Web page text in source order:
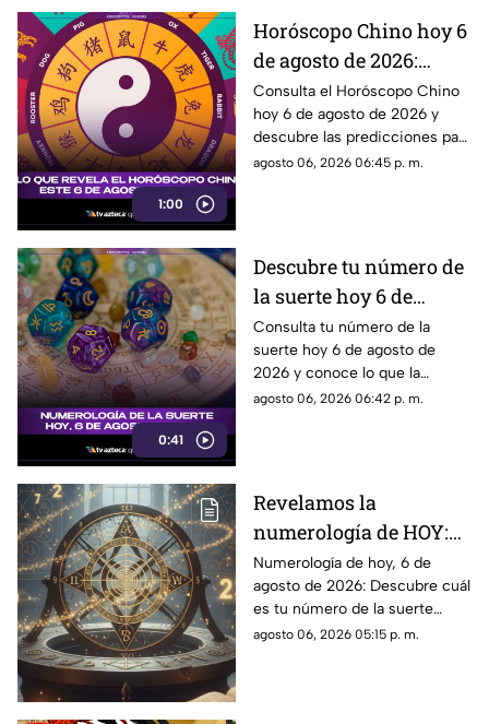
1:00
Horóscopo Chino hoy 6
de agosto de 2026:
predicciones para cada
signo del zodiaco chino
Consulta el Horóscopo Chino
hoy 6 de agosto de 2026 y
descubre las predicciones para
el amor, dinero, salud y trabajo.
agosto 06, 2026 06:45 p. m.
0:41
Descubre tu número de
la suerte hoy 6 de
agosto de 2026 según la
numerología y su
significado
Consulta tu número de la
suerte hoy 6 de agosto de
2026 y conoce lo que la
numerología revela para este
agosto 06, 2026 06:42 p. m.
Revelamos la
numerología de HOY:
Conoce el número de la
suerte de este jueves 6
de agosto de 2026, para
cada signo del zodiaco
Numerología de hoy, 6 de
agosto de 2026: Descubre cuál
es tu número de la suerte
según tu signo zodiacal.
agosto 06, 2026 05:15 p. m.